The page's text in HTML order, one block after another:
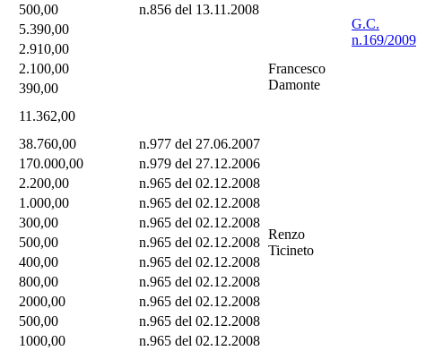
G.C.
n.169/2009
500,00
n.856 del 13.11.2008
5.390,00
Francesco
Damonte
2.910,00
2.100,00
390,00
11.362,00
38.760,00 n.977 del 27.06.2007
Renzo
Ticineto
170.000,00
n.979 del 27.12.2006
2.200,00
n.965 del 02.12.2008
1.000,00
n.965 del 02.12.2008
300,00
n.965 del 02.12.2008
500,00
n.965 del 02.12.2008
400,00
n.965 del 02.12.2008
800,00
n.965 del 02.12.2008
2000,00
n.965 del 02.12.2008
500,00
n.965 del 02.12.2008
1000,00
n.965 del 02.12.2008